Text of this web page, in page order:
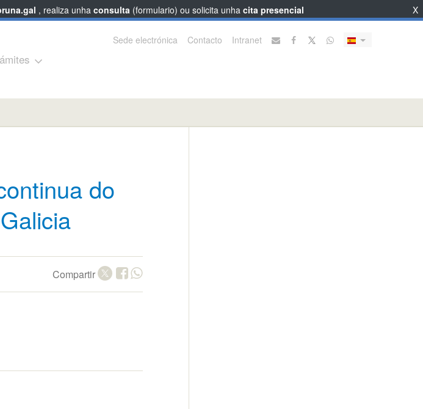
Sede electrónica Contacto Intranet
do
Compartir
, realiza unha consulta(formulario) ou solicita unha cita presencial X